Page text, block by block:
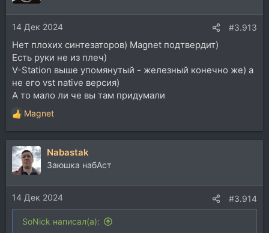
14 Дек 2024 #3.913
Нет плохих синтезаторов) Magnet подтвердит)
Есть руки не из плеч)
V-Station выше упомянутый - железный конечно же) а
не его vst native версия)
А то мало ли че вы там придумали
Р
е
а
к
ц
и
и
:
Magnet
Nabastak
Заюшка набАст
14 Дек 2024 #3.914
SoNick написал(а):